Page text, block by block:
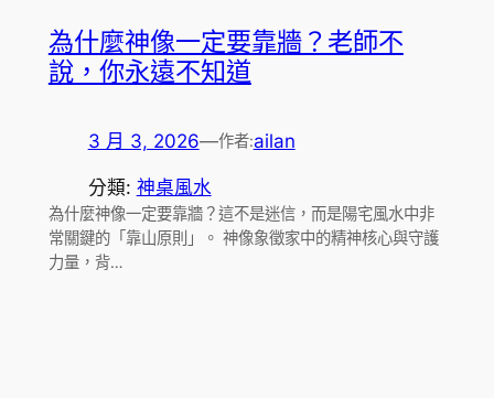
為什麼神像一定要靠牆？老師不
說，你永遠不知道
3 月 3, 2026—作者:ailan
分類: 神桌風水
為什麼神像一定要靠牆？這不是迷信，而是陽宅風水中非
常關鍵的「靠山原則」。 神像象徵家中的精神核心與守護
力量，背…